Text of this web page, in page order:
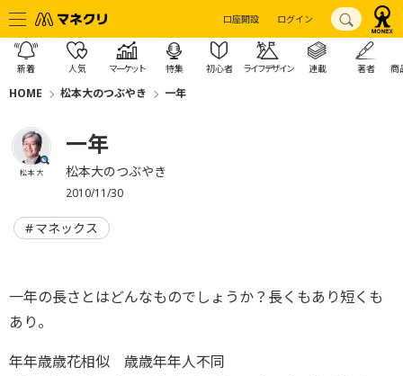
口座開設 ログイン
新着 人気 マーケット 特集 初心者 ライフデザイン 連載 著者 商
HOME 松本大のつぶやき 一年
松本 大
一年
松本大のつぶやき
2010/11/30
マネックス
一年の長さとはどんなものでしょうか？長くもあり短くも
あり。
年年歳歳花相似 歳歳年年人不同